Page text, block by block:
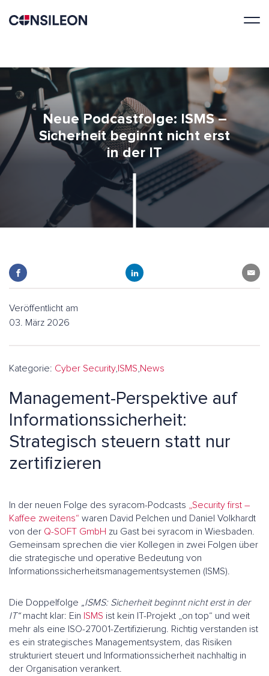
Neue Podcastfolge: ISMS –
Sicherheit beginnt nicht erst
in der IT
Veröffentlicht am
03. März 2026
Kategorie: Cyber Security,ISMS,News
Management-Perspektive auf
Informationssicherheit:
Strategisch steuern statt nur
zertifizieren
In der neuen Folge des syracom-Podcasts „Security first –
Kaffee zweitens“ waren David Pelchen und Daniel Volkhardt
von der Q-SOFT GmbH zu Gast bei syracom in Wiesbaden.
Gemeinsam sprechen die vier Kollegen in zwei Folgen über
die strategische und operative Bedeutung von
Informationssicherheitsmanagementsystemen (ISMS).
Die Doppelfolge „ISMS: Sicherheit beginnt nicht erst in der
IT“macht klar: Ein ISMS ist kein IT-Projekt „on top“ und weit
mehr als eine ISO-27001-Zertifizierung. Richtig verstanden ist
es ein strategisches Managementsystem, das Risiken
strukturiert steuert und Informationssicherheit nachhaltig in
der Organisation verankert.